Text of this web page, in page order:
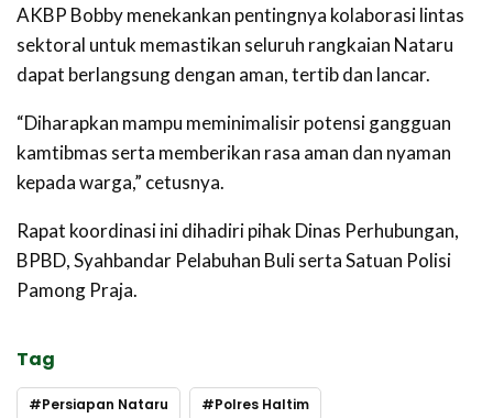
AKBP Bobby menekankan pentingnya kolaborasi lintas
sektoral untuk memastikan seluruh rangkaian Nataru
dapat berlangsung dengan aman, tertib dan lancar.
“Diharapkan mampu meminimalisir potensi gangguan
kamtibmas serta memberikan rasa aman dan nyaman
kepada warga,” cetusnya.
Rapat koordinasi ini dihadiri pihak Dinas Perhubungan,
BPBD, Syahbandar Pelabuhan Buli serta Satuan Polisi
Pamong Praja.
Tag
Persiapan Nataru Polres Haltim